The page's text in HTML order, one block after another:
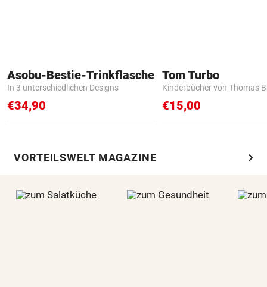
Asobu-Bestie-Trinkflasche
In 3 unterschiedlichen Designs
€34,90
Tom Turbo
Kinderbücher von Thomas
€15,00
VORTEILSWELT MAGAZINE chevron_right